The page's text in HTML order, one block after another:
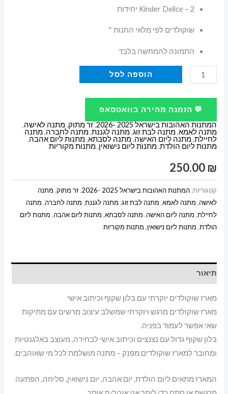
Kinder Delice – 2 יחידות
שוקולדים לפי מלאי החנות *
התמונה להמחשה בלבד
כמות
של
מארז
שוקולדים
יוקרתי
עם
שקוף
וכיתוב
אישי
הוספה לסל
💬 הזמנה מהירה בוואטסאפ
המתנות האהובות בישראל 2025 -2026
,זר מתוק,מתנה לאישה,
מתנה לאמא,מתנה לבת זוג,מתנה לגננת,מתנה לחברה,מתנה
לחיילת,מתנה ליום האישה,מתנה לסבתא,מתנות ליום אהבה,
מתנות ליום הולדת,מתנות ליום נישואין,מתנות מקוריות
250.00 ₪
קטגוריות:המתנות האהובות בישראל 2025 -2026 ,זר מתוק, מתנה
לאישה, מתנה לאמא, מתנה לבת זוג, מתנה לגננת, מתנה לחברה, מתנה
לחיילת, מתנה ליום האישה, מתנה לסבתא, מתנות ליום אהבה, מתנות ליום
הולדת, מתנות ליום נישואין, מתנות מקוריות
תיאור
מארז שוקולדים יוקרתי עם בלון שקוף וכיתוב אישי
מארז שוקולדים מרגש ויוקרתי שמשלב עיצוב מרשים עם מתיקות
שאי אפשר לעמוד בפניה.
בלון שקוף גדול עם נצנצים וכיתוב אישי לבחירה, מעוצב באלגנטיות
ומחובר למארז שוקולדים מפנק – מתנה מושלמת לכל מי שאוהבים.
המארז מתאים ליום הולדת, יום אהבה, יום נישואין, סליחה, הפתעה